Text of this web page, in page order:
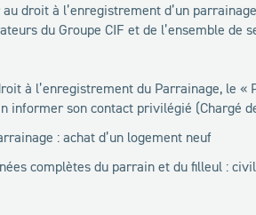
droit à l’enregistrement d’un
du Groupe CIF et de l’ensemble de
à l’enregistrement du Parrainage, le
informer son contact privilégié (Chargé
: achat d’un logement neuf
complètes du parrain et du filleul :